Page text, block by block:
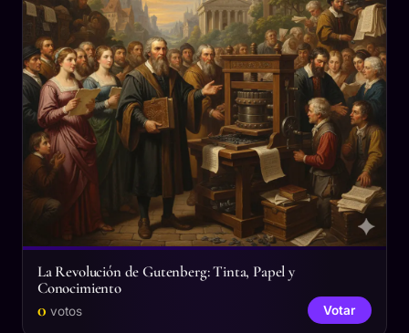
La Revolución de Gutenberg: Tinta, Papel y
Conocimiento
0 votos Votar